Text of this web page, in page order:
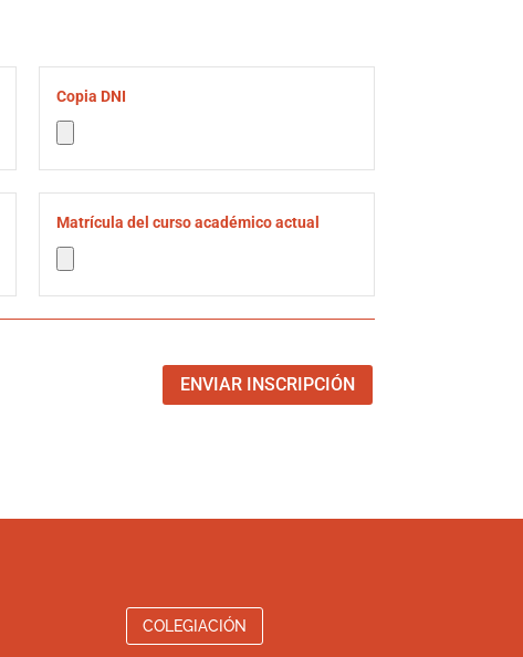
Copia DNI
Matrícula del curso académico actual
ENVIAR INSCRIPCIÓN
COLEGIACIÓN